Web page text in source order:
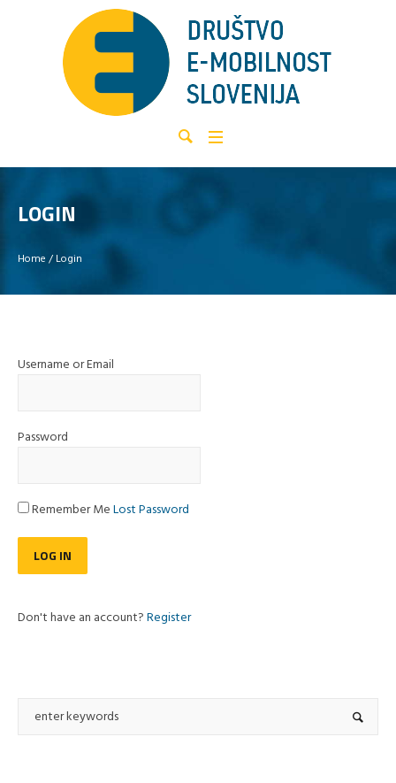
LOGIN
Home / Login
Username or Email
Password
Remember MeLost Password
Don't have an account?Register